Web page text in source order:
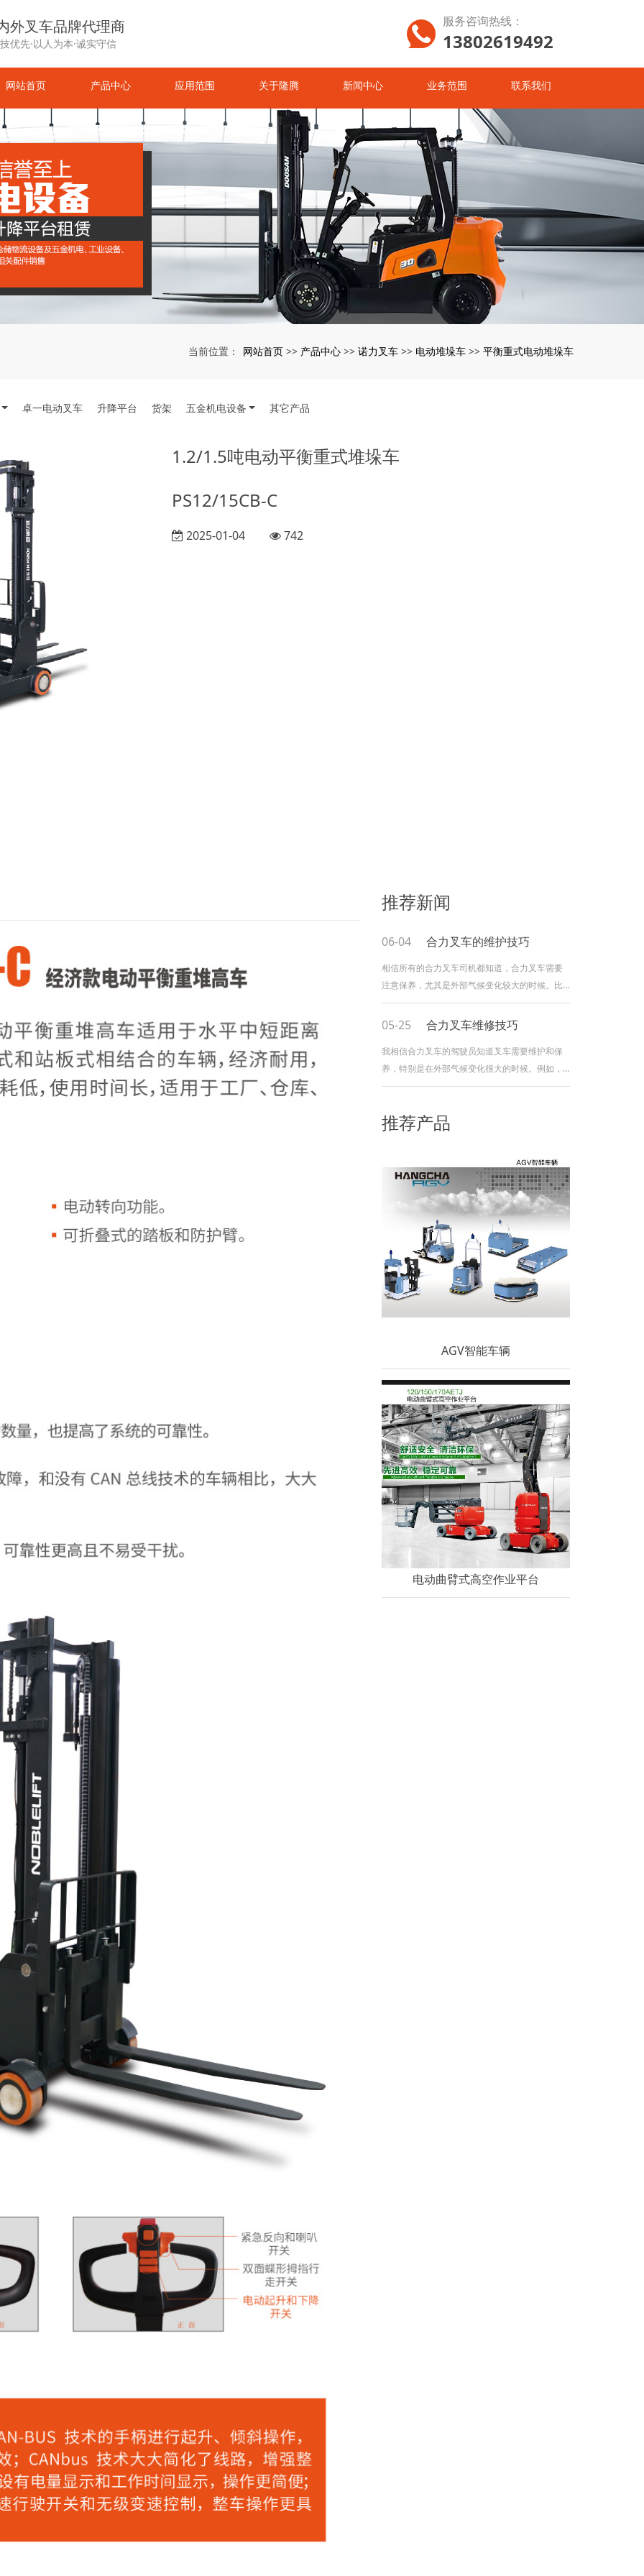
外叉车品牌代理商
优先·以人为本·诚实守信
服务咨询热线：
13802619492
网站首页 产品中心 应用范围 关于隆腾 新闻中心 业务范围 联系我们
当前位置： 网站首页 >> 产品中心 >> 诺力叉车 >> 电动堆垛车 >> 平衡重式电动堆垛车
卓一电动叉车 升降平台 货架 五金机电设备 其它产品
1.2/1.5吨电动平衡重式堆垛车
PS12/15CB-C
2025-01-04 742
推荐新闻
06-04 合力叉车的维护技巧
相信所有的合力叉车司机都知道，合力叉车需要
注意保养，尤其是外部气候变化较大的时候。比
如夏天和秋天，叉车要特别注意保养。
一、合力叉车车辆外部维护: 夏秋两季，
果车身有划痕，很容易受潮生锈。因此，如果合
力叉车外部有划痕，应及时进行油漆处理，以避
免划痕受潮生锈。因为我们无法控制天气，雨水
好合力叉车
05-25 合力叉车维修技巧
我相信合力叉车的驾驶员知道叉车需要维护和保
养，特别是在外部气候变化很大的时候。例如，
在夏季和秋季，应特别小心叉车。 1.合力
和黄昏会有更多的露水，合力叉车的外部经常很
喷涂，以免刮痕部位受潮和生锈。由于我们无法
控制天气，雨水腐蚀，直射阳光等会影响叉车，
推荐产品
AGV智能车辆
电动曲臂式高空作业平台